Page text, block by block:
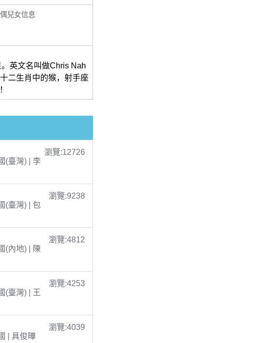
兒女信息
英文名叫做Chris Nah
二生肖中的猴，射手座
瀏覽:12726
(臺灣) | 李
瀏覽:9238
(臺灣) | 包
瀏覽:4812
(內地) | 陳
瀏覽:4253
(臺灣) | 王
瀏覽:4039
| 具俊曄